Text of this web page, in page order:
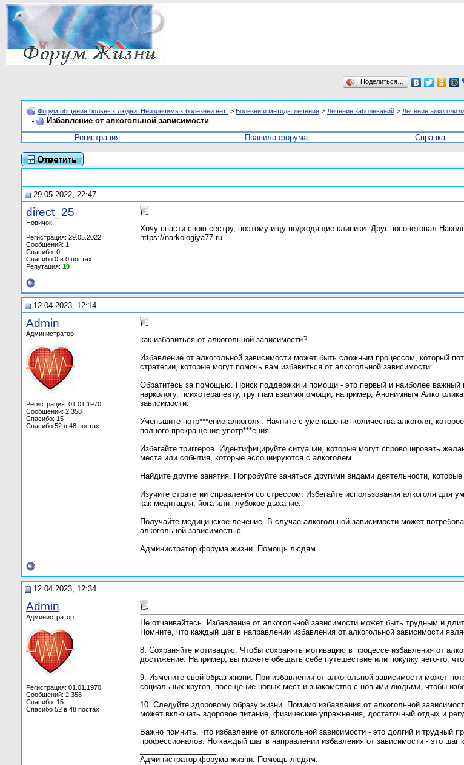
Поделиться…
Форум общения больных людей. Неизлечимых болезней нет! > Болезни и методы лечения > Лечение заболеваний > Лечение
Избавление от алкогольной зависимости
Регистрация Правила форума Справка
29.05.2022, 22:47
direct_25
Новичок
Регистрация: 29.05.2022
Сообщений: 1
Спасибо: 0
Спасибо 0 в 0 постах
Репутация: 10
Хочу спасти свою сестру, поэтому ищу подходящие клиники. Друг посоветовал
https://narkologiya77.ru
12.04.2023, 12:14
Admin
Администратор
Регистрация: 01.01.1970
Сообщений: 2,358
Спасибо: 15
Спасибо 52 в 48 постах
как избавиться от алкогольной зависимости?
Избавление от алкогольной зависимости может быть сложным процессом, который
стратегии, которые могут помочь вам избавиться от алкогольной зависимости:
Обратитесь за помощью. Поиск поддержки и помощи - это первый и наиболее важный
наркологу, психотерапевту, группам взаимопомощи, например, Анонимным
зависимости.
Уменьшите потр***ение алкоголя. Начните с уменьшения количества алкоголя,
полного прекращения употр***ения.
Избегайте триггеров. Идентифицируйте ситуации, которые могут спровоцировать
места или события, которые ассоциируются с алкоголем.
Найдите другие занятия. Попробуйте заняться другими видами деятельности,
Изучите стратегии справления со стрессом. Избегайте использования алкоголя для
как медитация, йога или глубокое дыхание.
Получайте медицинское лечение. В случае алкогольной зависимости может
алкогольной зависимостью.
Администратор форума жизни. Помощь людям.
12.04.2023, 12:34
Admin
Администратор
Регистрация: 01.01.1970
Сообщений: 2,358
Спасибо: 15
Спасибо 52 в 48 постах
Не отчаивайтесь. Избавление от алкогольной зависимости может быть трудным и
Помните, что каждый шаг в направлении избавления от алкогольной зависимости
8. Сохраняйте мотивацию. Чтобы сохранять мотивацию в процессе избавления от
достижение. Например, вы можете обещать себе путешествие или покупку чего-то,
9. Измените свой образ жизни. При избавлении от алкогольной зависимости может
социальных кругов, посещение новых мест и знакомство с новыми людьми, чтобы
10. Следуйте здоровому образу жизни. Помимо избавления от алкогольной
может включать здоровое питание, физические упражнения, достаточный отдых и
Важно помнить, что избавление от алкогольной зависимости - это долгий и трудный
профессионалов. Но каждый шаг в направлении избавления от зависимости - это шаг
Администратор форума жизни. Помощь людям.